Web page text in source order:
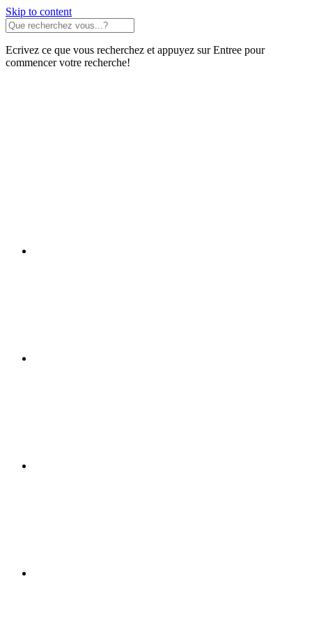
Skip to content
Ecrivez ce que vous recherchez et appuyez sur Entree pour
commencer votre recherche!